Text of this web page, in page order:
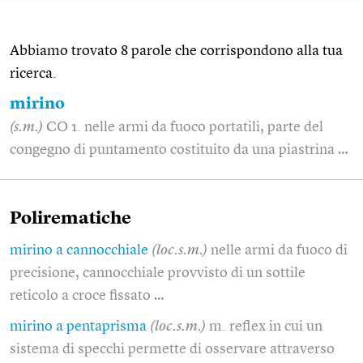
Abbiamo trovato 8 parole che corrispondono alla tua
ricerca.
mirino
(s.m.) CO 1. nelle armi da fuoco portatili, parte del
congegno di puntamento costituito da una piastrina …
Polirematiche
mirino a cannocchiale (loc.s.m.) nelle armi da fuoco di
precisione, cannocchiale provvisto di un sottile
reticolo a croce fissato …
mirino a pentaprisma (loc.s.m.) m. reflex in cui un
sistema di specchi permette di osservare attraverso